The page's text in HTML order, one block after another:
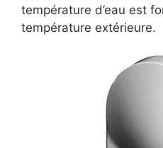
température d’eau est
température extérieure.